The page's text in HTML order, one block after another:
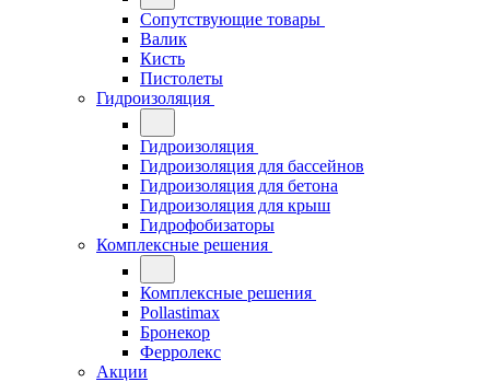
Сопутствующие товары
Валик
Кисть
Пистолеты
Гидроизоляция
Гидроизоляция
Гидроизоляция для бассейнов
Гидроизоляция для бетона
Гидроизоляция для крыш
Гидрофобизаторы
Комплексные решения
Комплексные решения
Pollastimax
Бронекор
Ферролекс
Акции